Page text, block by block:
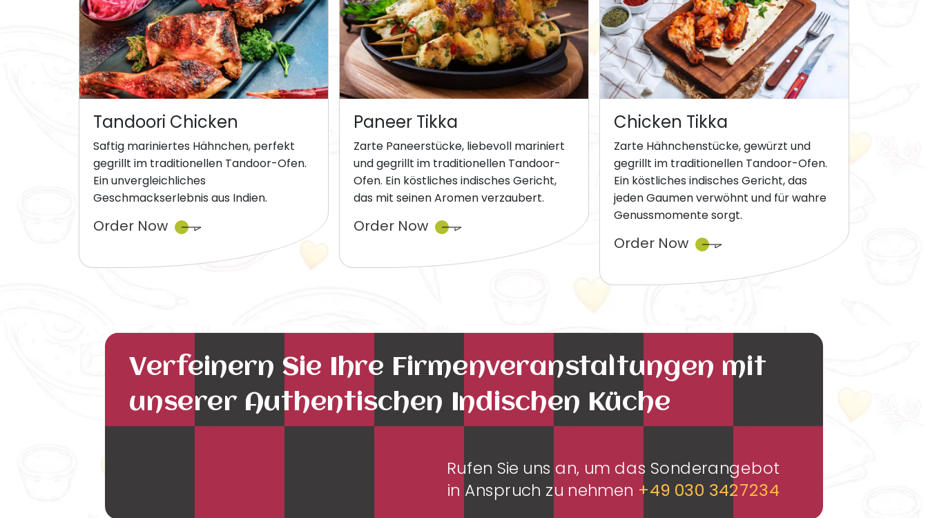
Tandoori Chicken
Saftig mariniertes Hähnchen, perfekt
gegrillt im traditionellen Tandoor-Ofen.
Ein unvergleichliches
Geschmackserlebnis aus Indien.
Order Now
Paneer Tikka
Zarte Paneerstücke, liebevoll mariniert
und gegrillt im traditionellen Tandoor-
Ofen. Ein köstliches indisches Gericht,
das mit seinen Aromen verzaubert.
Order Now
Chicken Tikka
Zarte Hähnchenstücke, gewürzt und
gegrillt im traditionellen Tandoor-Ofen.
Ein köstliches indisches Gericht, das
jeden Gaumen verwöhnt und für wahre
Genussmomente sorgt.
Order Now
Verfeinern Sie Ihre Firmenveranstaltungen mit
unserer Authentischen Indischen Küche
Rufen Sie uns an, um das Sonderangebot
in Anspruch zu nehmen +49 030 3427234